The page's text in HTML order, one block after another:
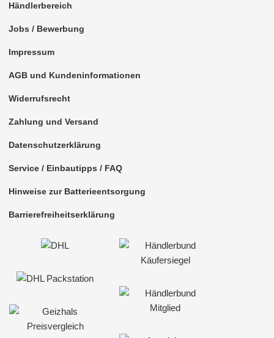
Händlerbereich
Jobs / Bewerbung
Impressum
AGB und Kundeninformationen
Widerrufsrecht
Zahlung und Versand
Datenschutzerklärung
Service / Einbautipps / FAQ
Hinweise zur Batterieentsorgung
Barrierefreiheitserklärung